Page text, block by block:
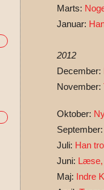
Marts:
Januar:
2012
December:
November:
Oktober:
September:
Juli: Han
Juni:
Maj: Indre